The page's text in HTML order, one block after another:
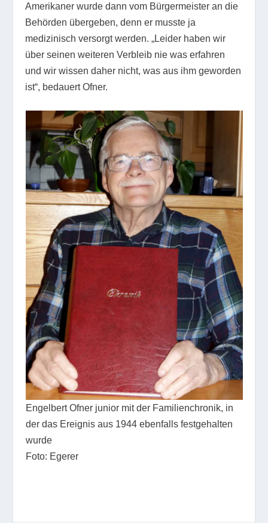
Amerikaner wurde dann vom Bürgermeister an die
Behörden übergeben, denn er musste ja
medizinisch versorgt werden. „Leider haben wir
über seinen weiteren Verbleib nie was erfahren
und wir wissen daher nicht, was aus ihm geworden
ist“, bedauert Ofner.
Engelbert Ofner junior mit der Familienchronik, in
der das Ereignis aus 1944 ebenfalls festgehalten
wurde
Foto: Egerer